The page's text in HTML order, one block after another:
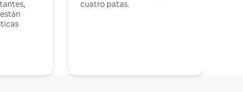
cuatro patas.